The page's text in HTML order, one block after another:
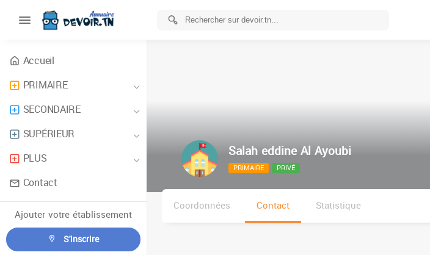
Accueil
PRIMAIRE
SECONDAIRE
SUPÉRIEUR
PLUS
Contact
Ajouter votre établissement
S'inscrire
Salah eddine Al Ayoubi
PRIMAIRE PRIVÉ
Coordonnées Contact Statistique